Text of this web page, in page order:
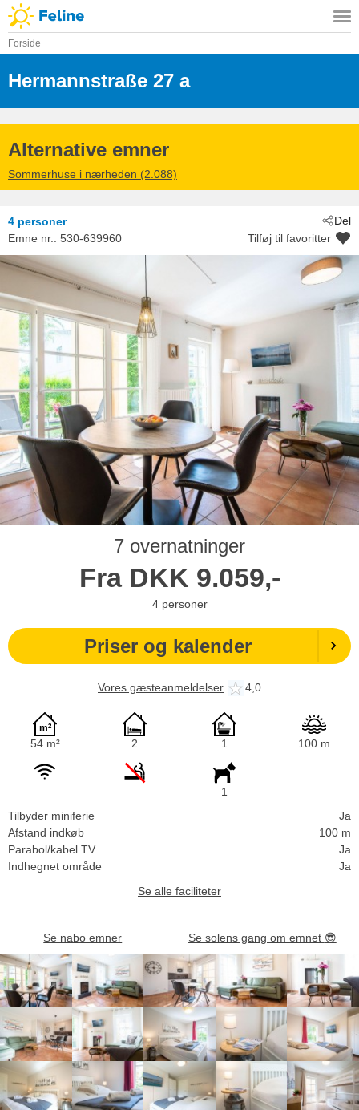
Forside
Hermannstraße 27 a
- 18225
- Kühlungsborn
Alternative emner
Sommerhuse i nærheden (2.088)
Del
4 personer
Emne nr.: 530-639960 Tilføj til favoritter
7 overnatninger
Fra DKK 9.059,-
4 personer
Priser og kalender
Vores gæsteanmeldelser 4,0
54 m² 2 1 100 m
1
Tilbyder miniferie
Ja
Afstand indkøb
100 m
Parabol/kabel TV
Ja
Indhegnet område
Ja
Se alle faciliteter
Se nabo emner Se solens gang om emnet 😎